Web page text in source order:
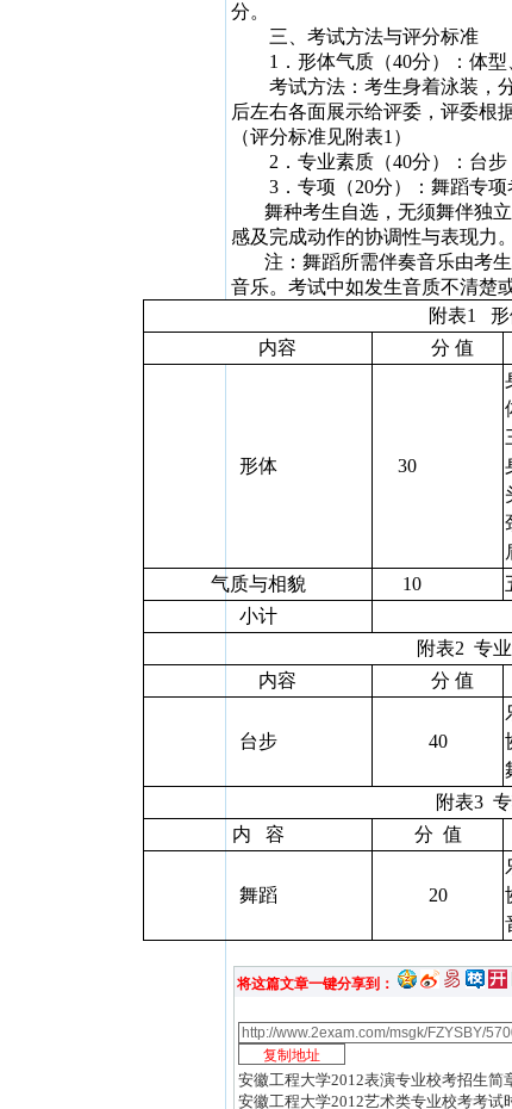
分。
三、考试方法与评分标准
1 ．形体气质（40分）：体型
考试方法：考生身着泳装，
后左右各面展示给评委，评委根
（评分标准见附表1 ）
2 ．专业素质（40分）：台步
3．专项（20分）：舞蹈专
舞种考生自选，无须舞伴独
感及完成动作的协调性与表现力。
注：舞蹈所需伴奏音乐由考
音乐。考试中如发生音质不清楚
附表1
内容
分 值
形体 30
气质与相貌
10
小计
附表2 专
内容
分 值
台步 40
附表3
内
容 分 值
舞蹈 20
将这篇文章一键分享到：
安徽工程大学2012表演专业校考招生简
安徽工程大学2012艺术类专业校考考试